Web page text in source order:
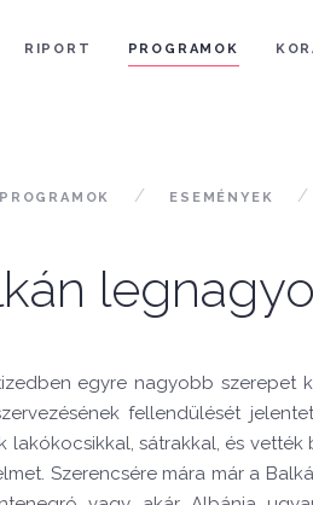
RIPORT PROGRAMOK
PROGRAMOK ESEMÉNYEK
egyre nagyobb szerepet
fellendülését
lakókocsikkal, sátrakkal, és
Szerencsére mára már a